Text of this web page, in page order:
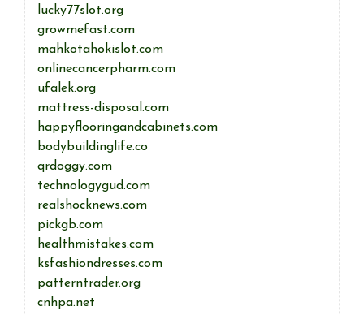
lucky77slot.org
growmefast.com
mahkotahokislot.com
onlinecancerpharm.com
ufalek.org
mattress-disposal.com
happyflooringandcabinets.com
bodybuildinglife.co
qrdoggy.com
technologygud.com
realshocknews.com
pickgb.com
healthmistakes.com
ksfashiondresses.com
patterntrader.org
cnhpa.net